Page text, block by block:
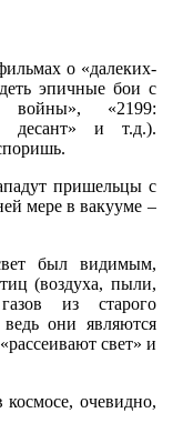
о «далеких-
эпичные бои с
войны», «2199:
десант» и т.д.).
пришельцы с
мере в вакууме –
был видимым,
(воздуха, пыли,
из старого
они являются
свет» и
космосе, очевидно,